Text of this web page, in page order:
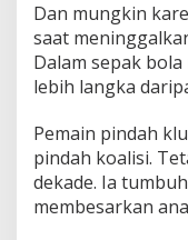
Dan mungkin
saat
Dalam sepak
lebih langka
Pemain pindah
pindah koalisi.
dekade. Ia
membesarkan